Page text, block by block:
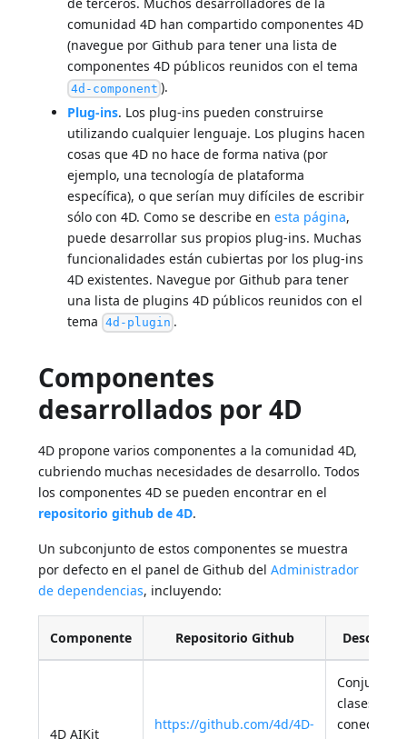
comunidad 4D han compartido componentes 4D
(navegue por Github para tener una lista de
componentes 4D públicos reunidos con el tema
4d-component ).
Plug-ins. Los plug-ins pueden construirse
utilizando cualquier lenguaje. Los plugins hacen
cosas que 4D no hace de forma nativa (por
ejemplo, una tecnología de plataforma
específica), o que serían muy difíciles de escribir
sólo con 4D. Como se describe enesta página,
puede desarrollar sus propios plug-ins. Muchas
funcionalidades están cubiertas por los plug-ins
4D existentes. Navegue por Github para tener
una lista de plugins 4D públicos reunidos con el
tema 4d-plugin .
Componentes
desarrollados por 4D
4D propone varios componentes a la comunidad 4D,
cubriendo muchas necesidades de desarrollo. Todos
los componentes 4D se pueden encontrar en el
repositorio github de 4D.
Un subconjunto de estos componentes se muestra
por defecto en el panel de Github delAdministrador
de dependencias, incluyendo:
Componente Repositorio Github
4D AIKit
https://github.com/4d/4D-
Conjunto
clases a
conectar